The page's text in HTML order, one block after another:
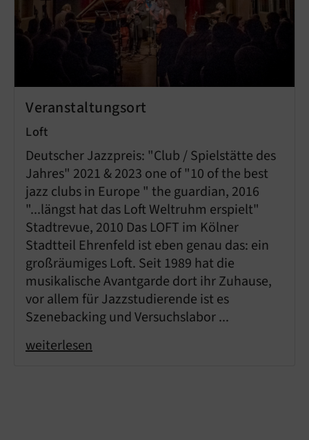
Veranstaltungsort
Loft
Deutscher Jazzpreis: "Club / Spielstätte des
Jahres" 2021 & 2023 one of "10 of the best
jazz clubs in Europe " the guardian, 2016
"...längst hat das Loft Weltruhm erspielt"
Stadtrevue, 2010 Das LOFT im Kölner
Stadtteil Ehrenfeld ist eben genau das: ein
großräumiges Loft. Seit 1989 hat die
musikalische Avantgarde dort ihr Zuhause,
vor allem für Jazzstudierende ist es
Szenebacking und Versuchslabor ...
weiterlesen